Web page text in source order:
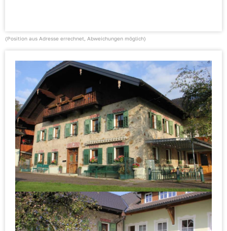
(Position aus Adresse errechnet, Abweichungen möglich)